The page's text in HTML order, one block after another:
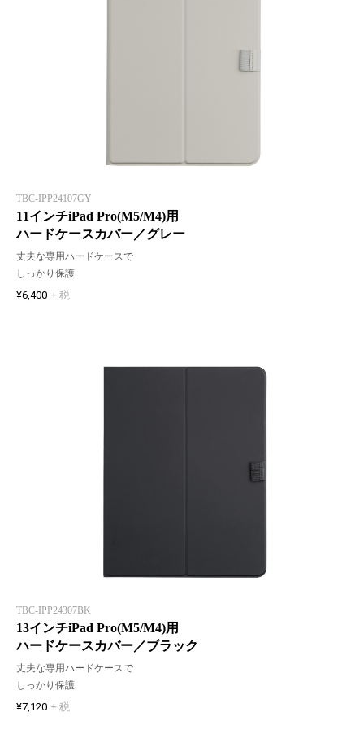
TBC-IPP24107GY
11インチiPad Pro(M5/M4)用
ハードケースカバー／グレー
丈夫な専用ハードケースで
しっかり保護
¥6,400 + 税
TBC-IPP24307BK
13インチiPad Pro(M5/M4)用
ハードケースカバー／ブラック
丈夫な専用ハードケースで
しっかり保護
¥7,120 + 税